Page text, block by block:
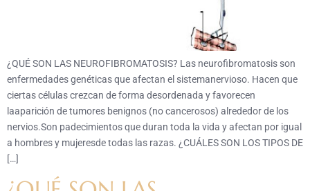
¿QUÉ SON LAS NEUROFIBROMATOSIS? Las neurofibromatosis son
enfermedades genéticas que afectan el sistemanervioso. Hacen que
ciertas células crezcan de forma desordenada y favorecen
laaparición de tumores benignos (no cancerosos) alrededor de los
nervios.Son padecimientos que duran toda la vida y afectan por igual
a hombres y mujeresde todas las razas. ¿CUÁLES SON LOS TIPOS DE
[…]